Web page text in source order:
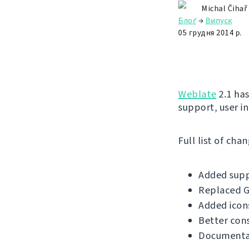
Michal Čihař
Блоґ→ Випуск
05 грудня 2014 р.
Weblate 2.1
support, user
Full list of
Added
Replaced
Added
Better